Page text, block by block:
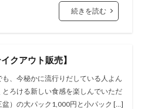
続きを読む
クアウト販売】
、今秘かに流行りだしている人よん
ろける新しい食感を楽しんでいただ
）の大パック1,000円と小パック […]